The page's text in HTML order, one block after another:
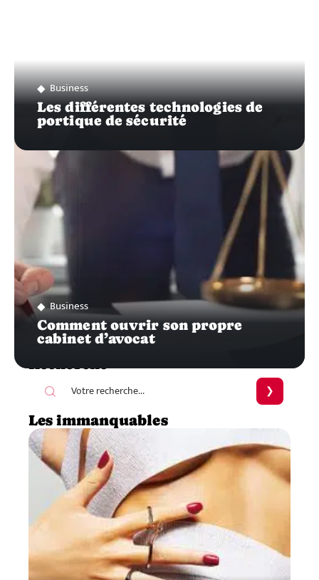
Business
Les différentes technologies de
portique de sécurité
Business
Comment ouvrir son propre
cabinet d’avocat
Recherche
Les immanquables